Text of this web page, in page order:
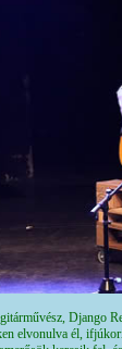
Django
elvonulva él,